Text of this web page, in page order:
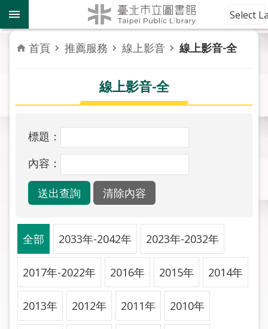
跳到主要內容區塊
到
館
資
訊
者
活
報
導
關
於
市
圖
線
上
Select
首頁 推薦服務 線上影音 線上影音-全
線上影音-全
標題：
內容：
全部 2033年-2042年 2023年-2032年
2017年-2022年 2016年 2015年 2014年
2013年 2012年 2011年 2010年